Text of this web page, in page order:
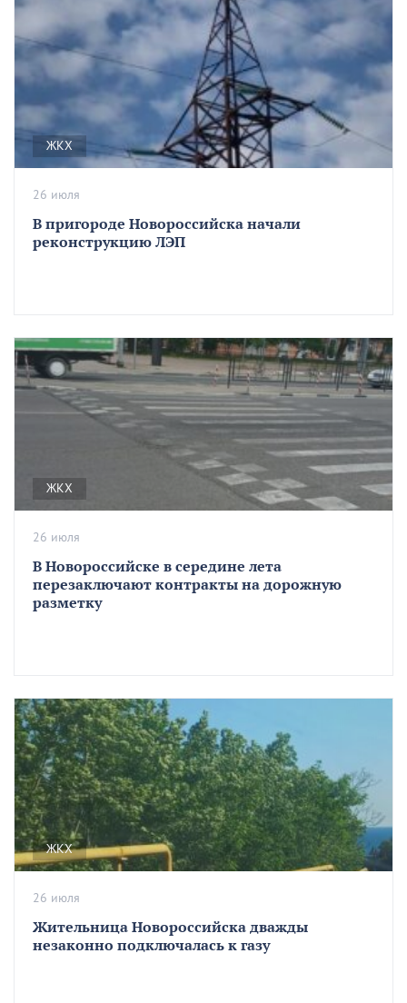
ЖКХ
В пригороде Новороссийска начали
реконструкцию ЛЭП
26 июля
ЖКХ
В Новороссийске в середине лета
перезаключают контракты на дорожную
разметку
26 июля
ЖКХ
Жительница Новороссийска дважды
незаконно подключалась к газу
26 июля